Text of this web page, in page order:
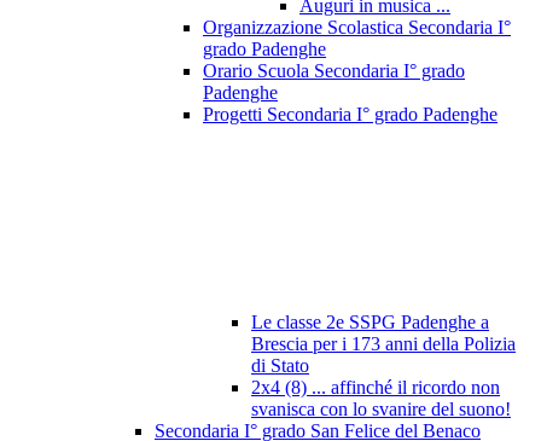
Auguri in musica ...
Organizzazione Scolastica Secondaria I°
grado Padenghe
Orario Scuola Secondaria I° grado
Padenghe
Progetti Secondaria I° grado Padenghe
Le classe 2e SSPG Padenghe a
Brescia per i 173 anni della Polizia
di Stato
2x4 (8) ... affinché il ricordo non
svanisca con lo svanire del suono!
Secondaria I° grado San Felice del Benaco